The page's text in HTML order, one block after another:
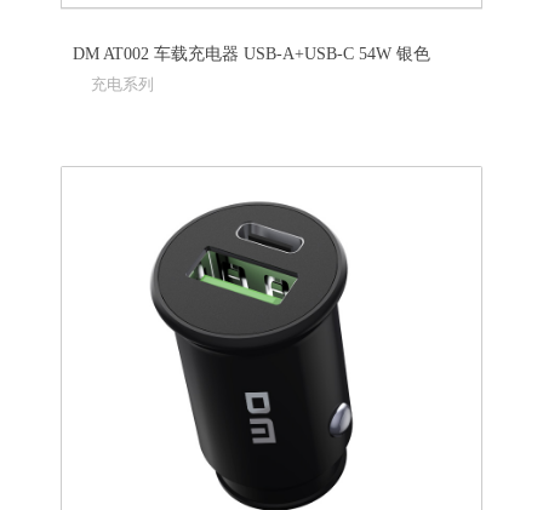
DM AT002 车载充电器 USB-A+USB-C 54W 银色
充电系列